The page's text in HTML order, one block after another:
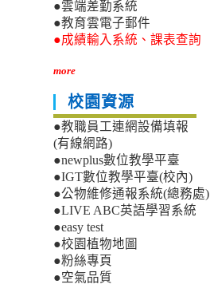
●雲端差勤系統
●教育雲電子郵件
●成績輸入系統、課表查詢
more
校園資源
●教職員工連網設備填報
(有線網路)
●newplus數位教學平臺
●IGT數位教學平臺(校內)
●公物維修通報系統(總務處)
●LIVE ABC英語學習系統
●easy test
●校園植物地圖
●粉絲專頁
●空氣品質